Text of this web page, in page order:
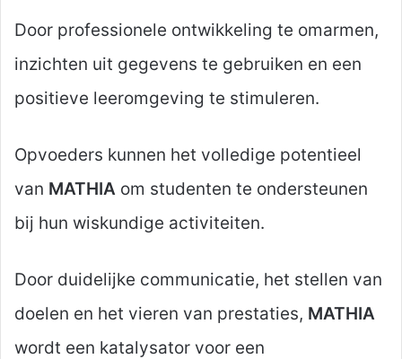
Door professionele ontwikkeling te omarmen,
inzichten uit gegevens te gebruiken en een
positieve leeromgeving te stimuleren.
Opvoeders kunnen het volledige potentieel
van MATHIA om studenten te ondersteunen
bij hun wiskundige activiteiten.
Door duidelijke communicatie, het stellen van
doelen en het vieren van prestaties, MATHIA
wordt een katalysator voor een